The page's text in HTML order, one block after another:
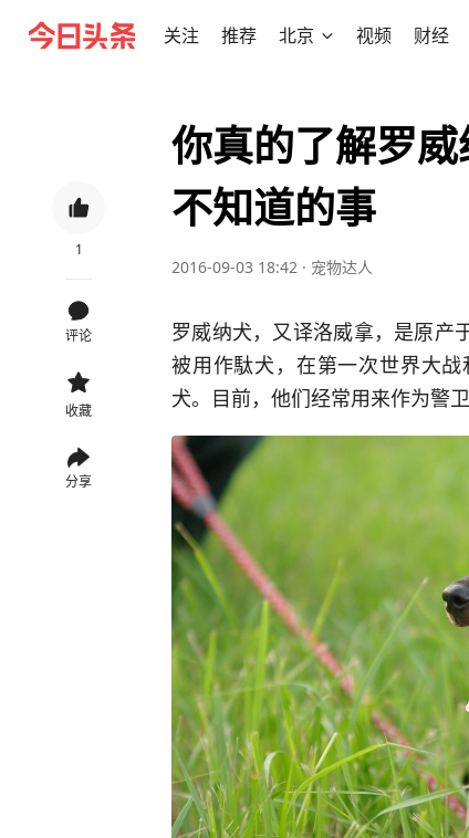
关注 推荐 北京 视频 财经
1
评论
收藏
分享
你真的了解罗
不知道的事
2016-09-03 18:42 · 宠物达人
罗威纳犬，又译洛威拿，是原产
被用作駄犬，在第一次世界大
犬。目前，他们经常用来作为警